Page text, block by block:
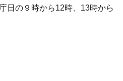
日の９時から12時、13時から